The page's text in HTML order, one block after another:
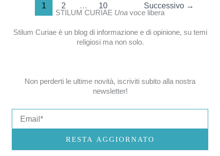
1 2 … 10 Successivo →
STILUM CURIAE Una voce libera
Stilum Curiae è un blog di informazione e di opinione, su temi
religiosi ma non solo.
Non perderti le ultime novità, iscriviti subito alla nostra
newsletter!
RESTA AGGIORNATO